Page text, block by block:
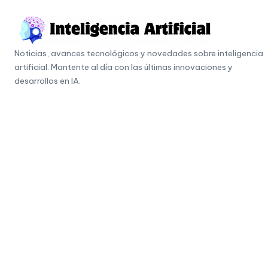
content
I
n
t
Noticias, avances tecnológicos y novedades sobre inteligencia
artificial. Mantente al día con las últimas innovaciones y
desarrollos en IA.